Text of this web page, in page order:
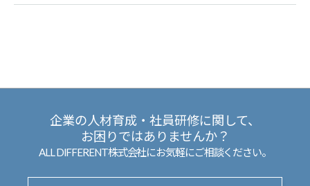
企業の人材育成・社員研修に関して、
お困りではありませんか？
ALL DIFFERENT株式会社にお気軽にご相談ください。